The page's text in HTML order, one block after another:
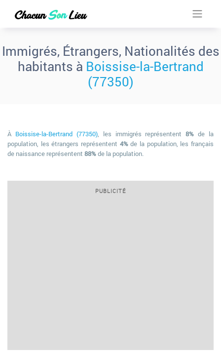
Immigrés, Étrangers, Nationalités des
habitants à Boissise-la-Bertrand
(77350)
À Boissise-la-Bertrand (77350), les immigrés représentent8% de la
population, les étrangers représentent 4%de la population, les français
de naissance représentent 88%de la population.
PUBLICITÉ